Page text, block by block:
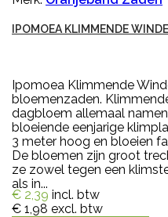
IPOMOEA KLIMMENDE
Ipomoea Klimmende
bloemenzaden.
dagbloem allemaal
bloeiende eenjarige
3 meter hoog en bloeien
De bloemen zijn groot
ze zowel tegen een
als in...
€ 2,39 incl. btw
€ 1,98 excl. btw